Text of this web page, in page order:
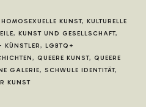
HOMOSEXUELLE KUNST, KULTURELLE
, KUNST UND GESELLSCHAFT,
KÜNSTLER, LGBTQ+
, QUEERE KUNST, QUEERE
GALERIE, SCHWULE IDENTITÄT,
KUNST